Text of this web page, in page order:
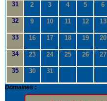
31 2 3 4 5 6
32 9 10 11 12 13
33 16 17 18 19 20
34 23 24 25 26 27
35 30 31
Domaines :